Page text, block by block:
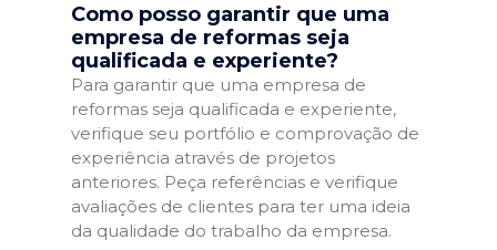
Como posso garantir que uma
empresa de reformas seja
qualificada e experiente?
Para garantir que uma empresa de
reformas seja qualificada e experiente,
verifique seu portfólio e comprovação de
experiência através de projetos
anteriores. Peça referências e verifique
avaliações de clientes para ter uma ideia
da qualidade do trabalho da empresa.